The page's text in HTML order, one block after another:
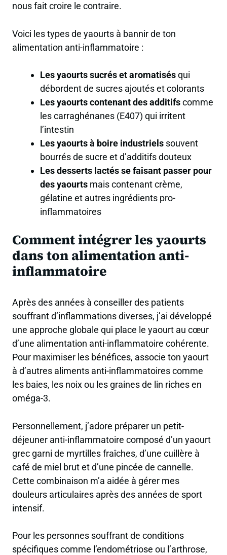
nous fait croire le contraire.
Voici les types de yaourts à bannir de ton
alimentation anti-inflammatoire :
Les yaourts sucrés et aromatisésqui
débordent de sucres ajoutés et colorants
Les yaourts contenant des additifscomme
les carraghénanes (E407) qui irritent
l’intestin
Les yaourts à boire industrielssouvent
bourrés de sucre et d’additifs douteux
Les desserts lactés se faisant passer pour
des yaourtsmais contenant crème,
gélatine et autres ingrédients pro-
inflammatoires
Comment intégrer les yaourts
dans ton alimentation anti-
inflammatoire
Après des années à conseiller des patients
souffrant d’inflammations diverses, j’ai développé
une approche globale qui place le yaourt au cœur
d’une alimentation anti-inflammatoire cohérente.
Pour maximiser les bénéfices, associe ton yaourt
à d’autres aliments anti-inflammatoires comme
les baies, les noix ou les graines de lin riches en
oméga-3.
Personnellement, j’adore préparer un petit-
déjeuner anti-inflammatoire composé d’un yaourt
grec garni de myrtilles fraîches, d’une cuillère à
café de miel brut et d’une pincée de cannelle.
Cette combinaison m’a aidée à gérer mes
douleurs articulaires après des années de sport
intensif.
Pour les personnes souffrant de conditions
spécifiques comme l’endométriose ou l’arthrose,